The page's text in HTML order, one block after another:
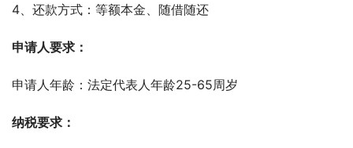
4、还款方式：等额本金、随借随还
申请人要求：
申请人年龄：法定代表人年龄25-65周岁
纳税要求：